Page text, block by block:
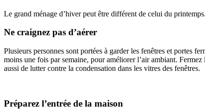
Le grand ménage d’hiver peut être différent de celui du
Ne craignez pas d’aérer
Plusieurs personnes sont portées à garder les fenêtres et portes
moins une fois par semaine, pour améliorer l’air ambiant.
aussi de lutter contre la condensation dans les vitres des fenêtres.
Préparez l’entrée de la maison